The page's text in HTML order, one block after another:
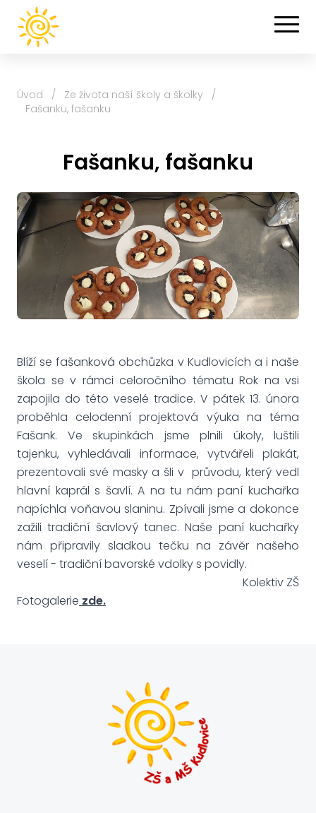
Úvod / Ze života naší školy a školky
/
Fašanku, fašanku
Fašanku, fašanku
Blíží se fašanková obchůzka v Kudlovicích a i naše
škola se v rámci celoročního tématu Rok na vsi
zapojila do této veselé tradice. V pátek 13. února
proběhla celodenní projektová výuka na téma
Fašank. Ve skupinkách jsme plnili úkoly, luštili
tajenku, vyhledávali informace, vytvářeli plakát,
prezentovali své masky a šli v průvodu, který vedl
hlavní kaprál s šavlí. A na tu nám paní kuchařka
napíchla voňavou slaninu. Zpívali jsme a dokonce
zažili tradiční šavlový tanec. Naše paní kuchařky
nám připravily sladkou tečku na závěr našeho
veselí - tradiční bavorské vdolky s povidly.
Kolektiv ZŠ
Fotogalerie zde.